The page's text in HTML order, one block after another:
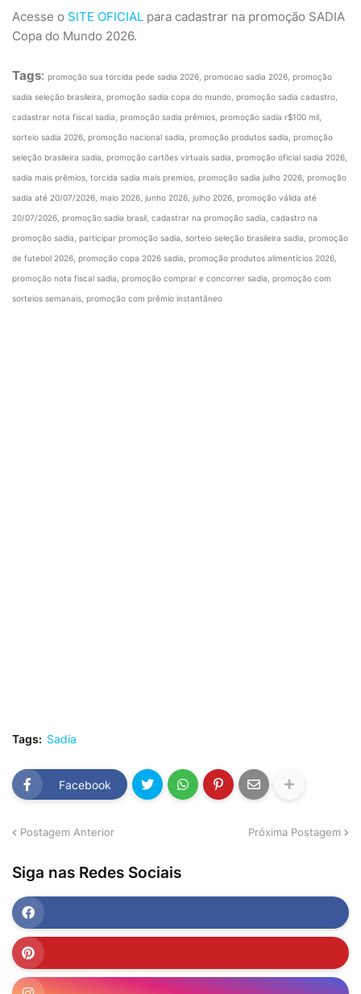
Acesse o SITE OFICIAL para cadastrar na promoção SADIA
Copa do Mundo 2026.
Tags: promoção sua torcida pede sadia 2026, promocao sadia 2026, promoção
sadia seleção brasileira, promoção sadia copa do mundo, promoção sadia cadastro,
cadastrar nota fiscal sadia, promoção sadia prêmios, promoção sadia r$100 mil,
sorteio sadia 2026, promoção nacional sadia, promoção produtos sadia, promoção
seleção brasileira sadia, promoção cartões virtuais sadia, promoção oficial sadia 2026,
sadia mais prêmios, torcida sadia mais premios, promoção sadia julho 2026, promoção
sadia até 20/07/2026, maio 2026, junho 2026, julho 2026, promoção válida até
20/07/2026, promoção sadia brasil, cadastrar na promoção sadia, cadastro na
promoção sadia, participar promoção sadia, sorteio seleção brasileira sadia, promoção
de futebol 2026, promoção copa 2026 sadia, promoção produtos alimentícios 2026,
promoção nota fiscal sadia, promoção comprar e concorrer sadia, promoção com
sorteios semanais, promoção com prêmio instantâneo
Tags: Sadia
Facebook
Postagem Anterior Próxima Postagem
Siga nas Redes Sociais